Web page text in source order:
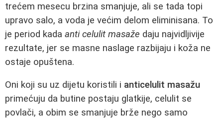
trećem mesecu brzina smanjuje, ali se tada topi
upravo salo, a voda je većim delom eliminisana. To
je period kada anti celulit masaže daju najvidljivije
rezultate, jer se masne naslage razbijaju i koža ne
ostaje opuštena.
Oni koji su uz dijetu koristili i anticelulit masažu
primećuju da butine postaju glatkije, celulit se
povlači, a obim se smanjuje brže nego samo